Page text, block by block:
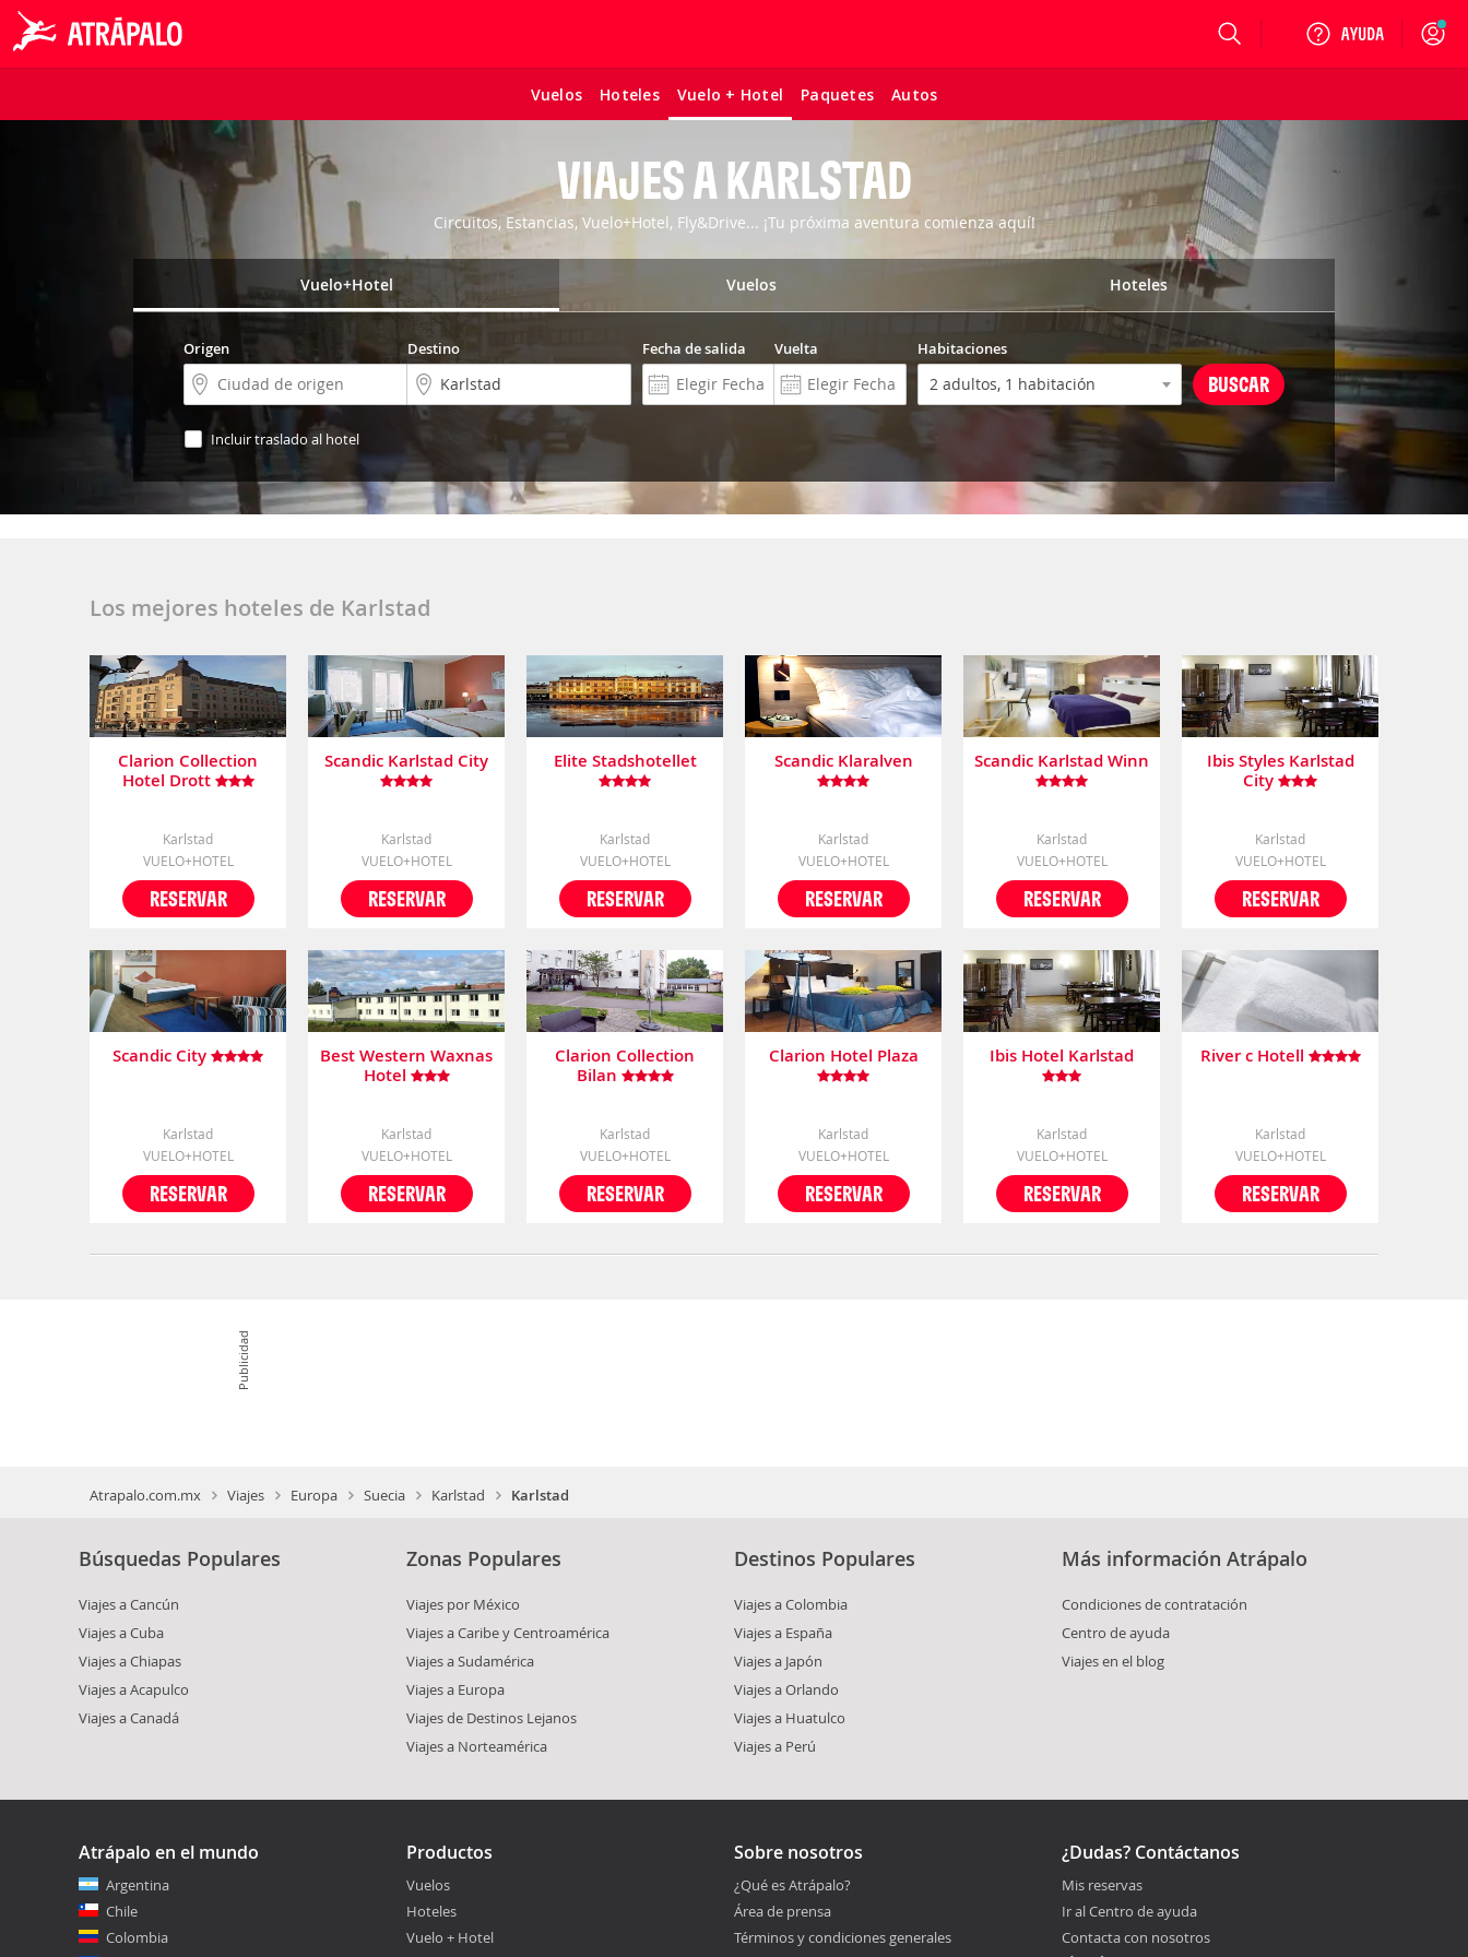
Vuelos Hoteles Vuelo + Hotel Paquetes Autos
Login
VIAJES A KARLSTAD
Circuitos, Estancias, Vuelo+Hotel, Fly&Drive... ¡Tu próxima aventura comienza aquí!
Vuelo+Hotel Vuelos Hoteles
Origen Destino Fecha de salida Vuelta Habitaciones
Incluir traslado al hotel
Los mejores hoteles de Karlstad
Clarion Collection
Hotel Drott
Karlstad
VUELO+HOTEL
RESERVAR
Scandic Karlstad City
Karlstad
VUELO+HOTEL
RESERVAR
Elite Stadshotellet
Karlstad
VUELO+HOTEL
RESERVAR
Scandic Klaralven
Karlstad
VUELO+HOTEL
RESERVAR
Scandic Karlstad Winn
Karlstad
VUELO+HOTEL
RESERVAR
Ibis Styles Karlstad
City
Karlstad
VUELO+HOTEL
RESERVAR
Scandic City
Karlstad
VUELO+HOTEL
RESERVAR
Best Western Waxnas
Hotel
Karlstad
VUELO+HOTEL
RESERVAR
Clarion Collection
Bilan
Karlstad
VUELO+HOTEL
RESERVAR
Clarion Hotel Plaza
Karlstad
VUELO+HOTEL
RESERVAR
Ibis Hotel Karlstad
Karlstad
VUELO+HOTEL
RESERVAR
River c Hotell
Karlstad
VUELO+HOTEL
RESERVAR
Publicidad
Atrapalo.com.mx Viajes Europa Suecia Karlstad Karlstad
Búsquedas Populares
Viajes a Cancún
Viajes a Cuba
Viajes a Chiapas
Viajes a Acapulco
Viajes a Canadá
Zonas Populares
Viajes por México
Viajes a Caribe y Centroamérica
Viajes a Sudamérica
Viajes a Europa
Viajes de Destinos Lejanos
Viajes a Norteamérica
Destinos Populares
Viajes a Colombia
Viajes a España
Viajes a Japón
Viajes a Orlando
Viajes a Huatulco
Viajes a Perú
Más información Atrápalo
Condiciones de contratación
Centro de ayuda
Viajes en el blog
Atrápalo en el mundo
Argentina
Chile
Colombia
Productos
Vuelos
Hoteles
Vuelo + Hotel
Sobre nosotros
¿Qué es Atrápalo?
Área de prensa
Términos y condiciones generales
¿Dudas? Contáctanos
Mis reservas
Ir al Centro de ayuda
Contacta con nosotros